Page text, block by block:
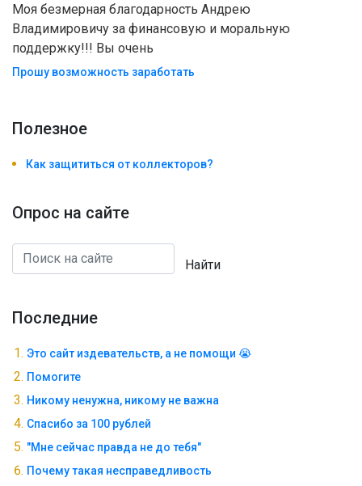
Моя безмерная благодарность Андрею
Владимировичу за финансовую и моральную
поддержку!!! Вы очень
Прошу возможность заработать
Полезноe
Как защититься от коллекторов?
Опрос на сайте
Найти
Последние
Это сайт издевательств, а не помощи 😭
Помогите
Никому ненужна, никому не важна
Спасибо за 100 рублей
"Мне сейчас правда не до тебя"
Почему такая несправедливость